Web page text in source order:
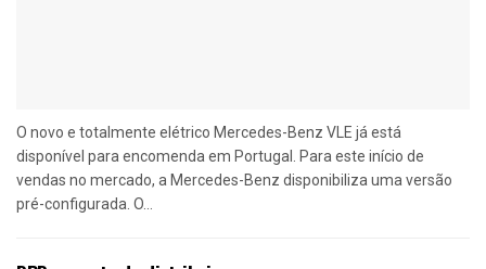
O novo e totalmente elétrico Mercedes-Benz VLE já está
disponível para encomenda em Portugal. Para este início de
vendas no mercado, a Mercedes-Benz disponibiliza uma versão
pré-configurada. O...